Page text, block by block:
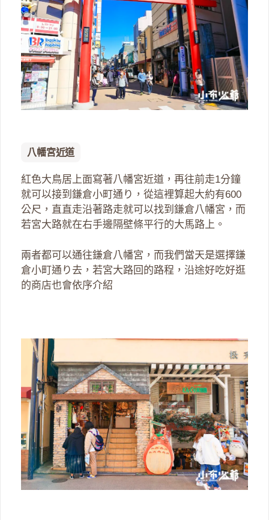
八幡宮近道
紅色大鳥居上面寫著八幡宮近道，再往前走1分鐘
就可以接到鎌倉小町通り，從這裡算起大約有600
公尺，直直走沿著路走就可以找到鎌倉八幡宮，而
若宮大路就在右手邊隔壁條平行的大馬路上。
兩者都可以通往鎌倉八幡宮，而我們當天是選擇鎌
倉小町通り去，若宮大路回的路程，沿途好吃好逛
的商店也會依序介紹